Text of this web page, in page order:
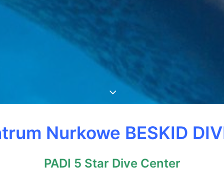
Nurkowe BESKID
PADI 5 Star Dive Center